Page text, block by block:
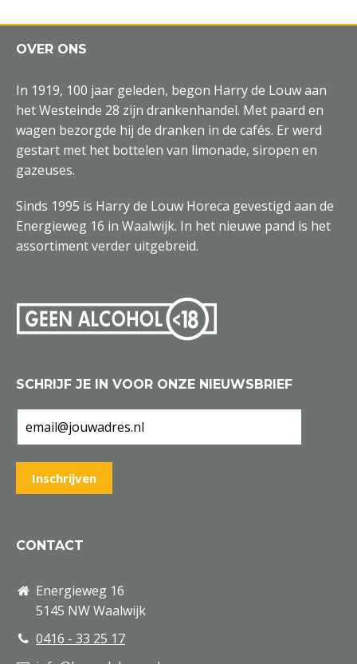
OVER ONS
In 1919, 100 jaar geleden, begon Harry de Louw aan
het Westeinde 28 zijn drankenhandel. Met paard en
wagen bezorgde hij de dranken in de cafés. Er werd
gestart met het bottelen van limonade, siropen en
gazeuses.
Sinds 1995 is Harry de Louw Horeca gevestigd aan de
Energieweg 16 in Waalwijk. In het nieuwe pand is het
assortiment verder uitgebreid.
SCHRIJF JE IN VOOR ONZE NIEUWSBRIEF
CONTACT
Energieweg 16
5145 NW Waalwijk
0416 - 33 25 17